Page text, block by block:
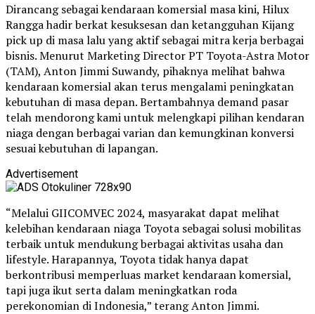
Dirancang sebagai kendaraan komersial masa kini, Hilux
Rangga hadir berkat kesuksesan dan ketangguhan Kijang
pick up di masa lalu yang aktif sebagai mitra kerja berbagai
bisnis. Menurut Marketing Director PT Toyota-Astra Motor
(TAM), Anton Jimmi Suwandy, pihaknya melihat bahwa
kendaraan komersial akan terus mengalami peningkatan
kebutuhan di masa depan. Bertambahnya demand pasar
telah mendorong kami untuk melengkapi pilihan kendaran
niaga dengan berbagai varian dan kemungkinan konversi
sesuai kebutuhan di lapangan.
Advertisement
“Melalui GIICOMVEC 2024, masyarakat dapat melihat
kelebihan kendaraan niaga Toyota sebagai solusi mobilitas
terbaik untuk mendukung berbagai aktivitas usaha dan
lifestyle. Harapannya, Toyota tidak hanya dapat
berkontribusi memperluas market kendaraan komersial,
tapi juga ikut serta dalam meningkatkan roda
perekonomian di Indonesia,” terang Anton Jimmi.